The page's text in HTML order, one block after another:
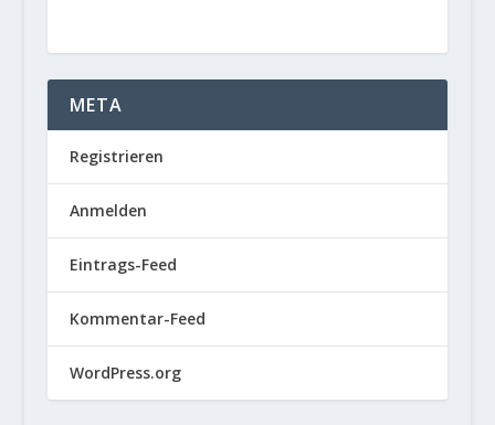
META
Registrieren
Anmelden
Eintrags-Feed
Kommentar-Feed
WordPress.org